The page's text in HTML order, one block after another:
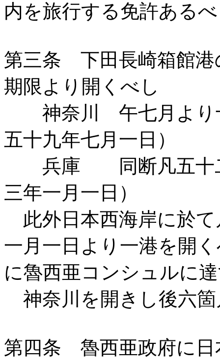
内を旅行する免許ある
第三条 下田長崎箱館港
期限より開くべし
神奈川 午七月より
五十九年七月一日）
兵庫 同断凡五十二
三年一月一日）
此外日本西海岸に於て
一月一日より一港を開
に魯西亜コンシュルに
神奈川を開きし後六
第四条 魯西亜政府に日